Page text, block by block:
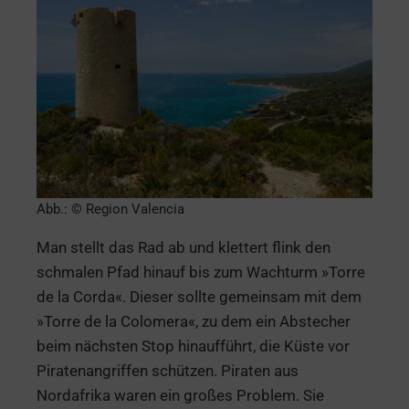
Abb.: © Region Valencia
Man stellt das Rad ab und klettert flink den
schmalen Pfad hinauf bis zum Wachturm »Torre
de la Corda«. Dieser sollte gemeinsam mit dem
»Torre de la Colomera«, zu dem ein Abstecher
beim nächsten Stop hinaufführt, die Küste vor
Piratenangriffen schützen. Piraten aus
Nordafrika waren ein großes Problem. Sie